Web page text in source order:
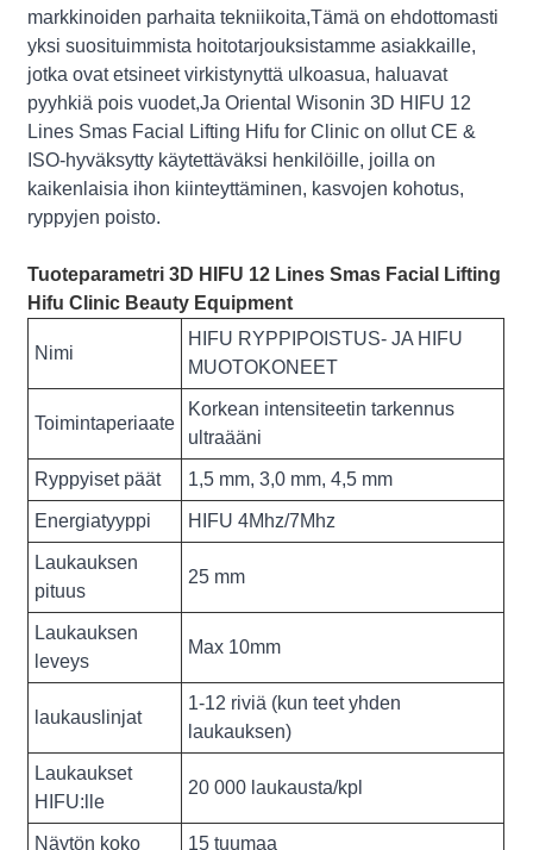
markkinoiden parhaita tekniikoita,Tämä on ehdottomasti
yksi suosituimmista hoitotarjouksistamme asiakkaille,
jotka ovat etsineet virkistynyttä ulkoasua, haluavat
pyyhkiä pois vuodet,Ja Oriental Wisonin 3D HIFU 12
Lines Smas Facial Lifting Hifu for Clinic on ollut CE &
ISO-hyväksytty käytettäväksi henkilöille, joilla on
kaikenlaisia ​​ihon kiinteyttäminen, kasvojen kohotus,
ryppyjen poisto.
Tuoteparametri 3D HIFU 12 Lines Smas Facial Lifting
Hifu Clinic Beauty Equipment
Nimi
HIFU RYPPIPOISTUS- JA HIFU
MUOTOKONEET
Toimintaperiaate
Korkean intensiteetin tarkennus
ultraääni
Ryppyiset päät 1,5 mm, 3,0 mm, 4,5 mm
Energiatyyppi HIFU 4Mhz/7Mhz
Laukauksen
pituus
25 mm
Laukauksen
leveys
Max 10mm
laukauslinjat
1-12 riviä (kun teet yhden
laukauksen)
Laukaukset
HIFU:lle
20 000 laukausta/kpl
Näytön koko 15 tuumaa